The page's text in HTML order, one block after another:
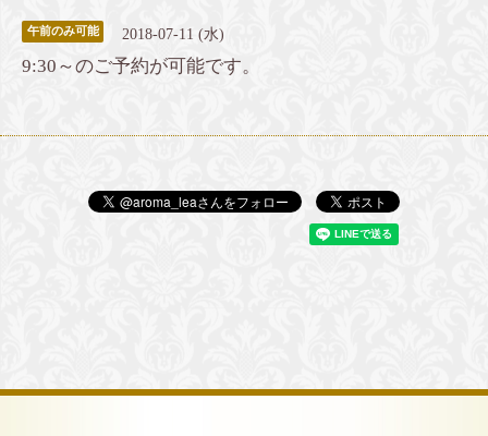
午前のみ可能 2018-07-11 (水)
9:30～のご予約が可能です。